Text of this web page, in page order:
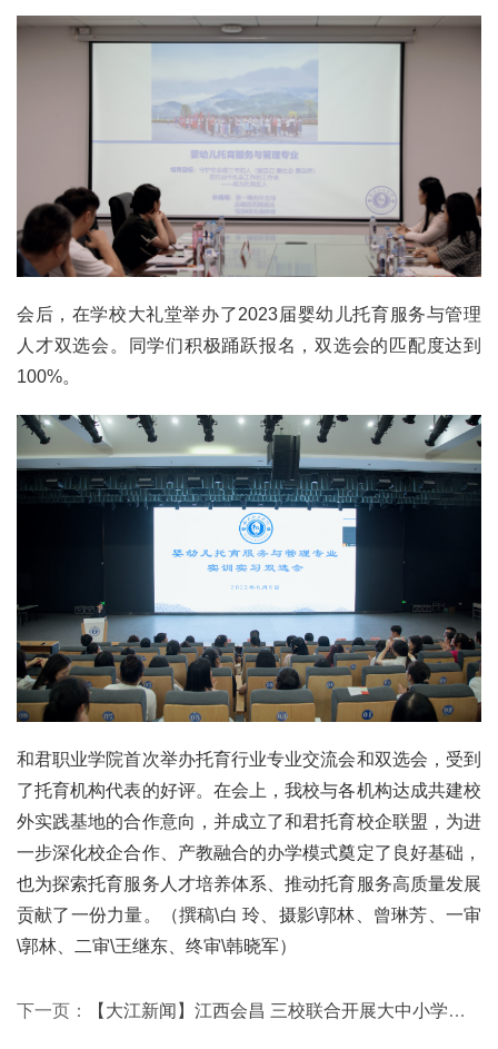
会后，在学校大礼堂举办了2023届婴幼儿托育服务与管理
人才双选会。同学们积极踊跃报名，双选会的匹配度达到
100%。
和君职业学院首次举办托育行业专业交流会和双选会，受到
了托育机构代表的好评。在会上，我校与各机构达成共建校
外实践基地的合作意向，并成立了和君托育校企联盟，为进
一步深化校企合作、产教融合的办学模式奠定了良好基础，
也为探索托育服务人才培养体系、推动托育服务高质量发展
贡献了一份力量。（撰稿\白 玲、摄影\郭林、曾琳芳、一审
\郭林、二审\王继东、终审\韩晓军）
下一页： 【大江新闻】江西会昌 三校联合开展大中小学思政教育一体化建设研讨